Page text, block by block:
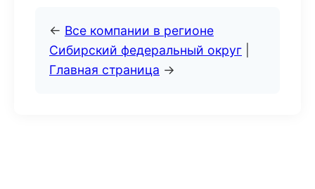
← Все компании в регионе
Сибирский федеральный округ
Главная страница →